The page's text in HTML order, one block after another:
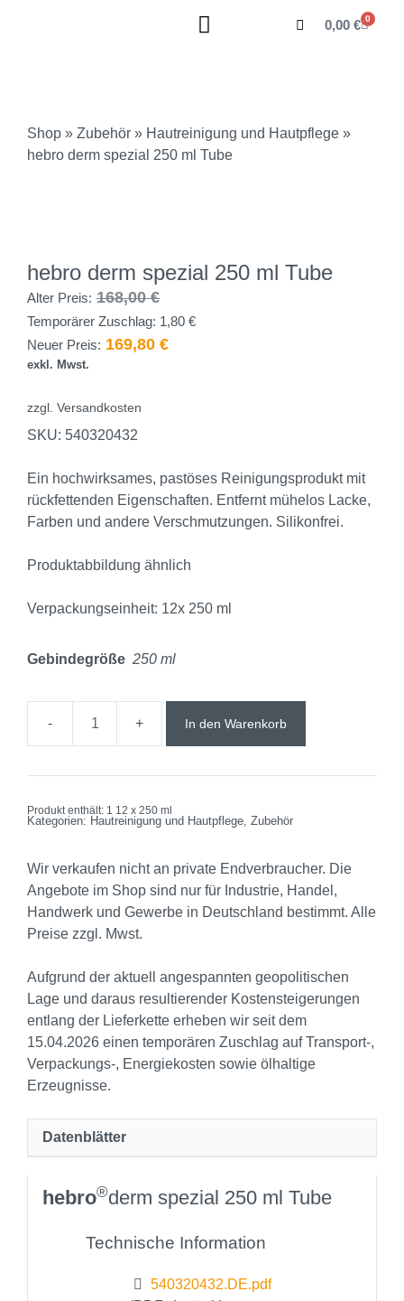
0,00 € 0
Shop » Zubehör » Hautreinigung und Hautpflege »
hebro derm spezial 250 ml Tube
hebro derm spezial 250 ml Tube
Alter Preis: 168,00€
Temporärer Zuschlag: 1,80 €
Neuer Preis: 169,80 €
exkl. Mwst.
zzgl. Versandkosten
SKU: 540320432
Ein hochwirksames, pastöses Reinigungsprodukt mit
rückfettenden Eigenschaften. Entfernt mühelos Lacke,
Farben und andere Verschmutzungen. Silikonfrei.
Produktabbildung ähnlich
Verpackungseinheit: 12x 250 ml
Gebindegröße 250 ml
In den Warenkorb
Produkt enthält: 1 12 x 250 ml
Kategorien: Hautreinigung und Hautpflege, Zubehör
Wir verkaufen nicht an private Endverbraucher. Die
Angebote im Shop sind nur für Industrie, Handel,
Handwerk und Gewerbe in Deutschland bestimmt. Alle
Preise zzgl. Mwst.
Aufgrund der aktuell angespannten geopolitischen
Lage und daraus resultierender Kostensteigerungen
entlang der Lieferkette erheben wir seit dem
15.04.2026 einen temporären Zuschlag auf Transport‑,
Verpackungs‑, Energiekosten sowie ölhaltige
Erzeugnisse.
Datenblätter
hebro®derm spezial 250 ml Tube
Technische Information
540320432.DE.pdf